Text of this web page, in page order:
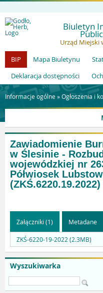
Biuletyn
Urząd Miejski
BIP
Mapa Biuletynu
Deklaracja dostępności
Informacje ogólne »Ogłoszenia i
Wyszukiwarka
Zawiadomienie
w Ślesinie -
wojewódzkiej nr
Półwiosek
(ZKŚ.6220.19.2022)
Załączniki (1) Metadane
ZKŚ-6220-19-2022 (2.3MB)